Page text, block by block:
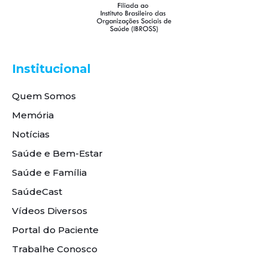
Institucional
Quem Somos
Memória
Notícias
Saúde e Bem-Estar
Saúde e Família
SaúdeCast
Vídeos Diversos
Portal do Paciente
Trabalhe Conosco